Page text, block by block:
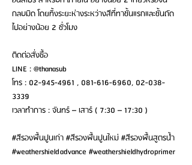
กลบมิด โดยทิ้งระยะห่างระหว่างสีที่ทาชั้นแรกและชั้นถัด
ไปอย่างน้อย 2 ชั่วโมง
ติดต่อสั่งซื้อ
LINE : @thanasub
โทร : 02-945-4961 , 081-616-6960, 02-038-
3339
เวลาทำการ : จันทร์ – เสาร์ ( 7:30 – 17:30 )
#สีรองพื้นปูนเก่า #สีรองพื้นปูนใหม่ #สีรองพื้นสูตรน้ำ
#weathershieldadvance #weathershieldhydroprimer